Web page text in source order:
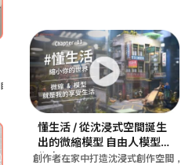
回訪特輯艾莉編將帶大家來聽聽， 自己DIY使用2-4年
懂生活 / 從沈浸式空間誕生
出的微縮模型 自由人模型工
作室
創作者在家中打造沈浸式創作空間，